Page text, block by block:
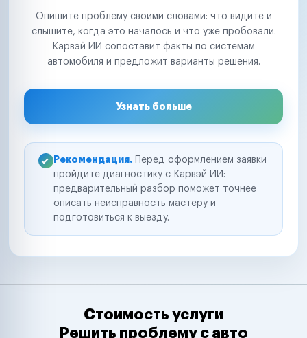
Опишите проблему своими словами: что видите и
слышите, когда это началось и что уже пробовали.
Карвэй ИИ сопоставит факты по системам
автомобиля и предложит варианты решения.
Узнать больше
Рекомендация. Перед оформлением заявки
пройдите диагностику с Карвэй ИИ:
предварительный разбор поможет точнее
описать неисправность мастеру и
подготовиться к выезду.
Стоимость услуги
Решить проблему с авто